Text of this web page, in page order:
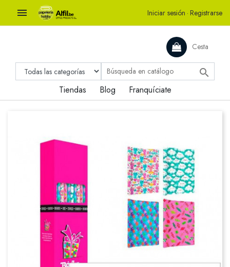
 Iniciar sesión · Registrarse
Cesta

Tiendas Blog Franquíciate